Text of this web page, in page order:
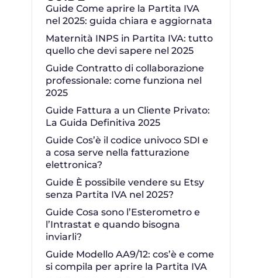
Guide Come aprire la Partita IVA
nel 2025: guida chiara e aggiornata
Maternità INPS in Partita IVA: tutto
quello che devi sapere nel 2025
Guide Contratto di collaborazione
professionale: come funziona nel
2025
Guide Fattura a un Cliente Privato:
La Guida Definitiva 2025
Guide Cos’è il codice univoco SDI e
a cosa serve nella fatturazione
elettronica?
Guide È possibile vendere su Etsy
senza Partita IVA nel 2025?
Guide Cosa sono l’Esterometro e
l’Intrastat e quando bisogna
inviarli?
Guide Modello AA9/12: cos’è e come
si compila per aprire la Partita IVA